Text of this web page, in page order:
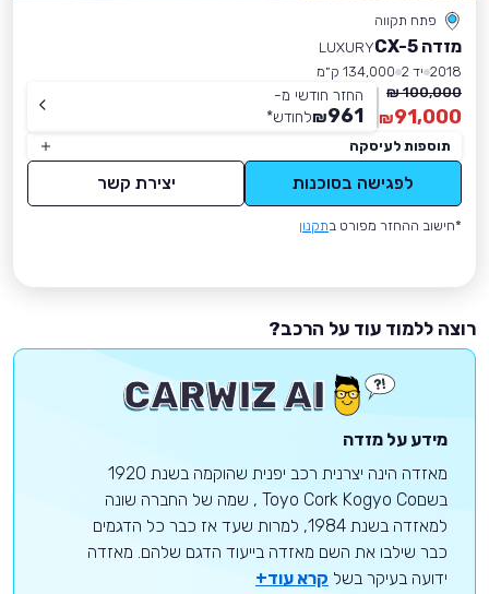
פתח תקווה
מזדה CX-5
LUXURY
2018 יד 2
134,000 ק״מ
100,000 ₪
91,000
₪
החזר חודשי מ-
961
₪לחודש*
תוספות לעיסקה
לפגישה בסוכנות יצירת קשר
*חישוב ההחזר מפורט בתקנון
רוצה ללמוד עוד על הרכב?
מידע על מזדה
מאזדה הינה יצרנית רכב יפנית שהוקמה בשנת 1920
בשםToyo Cork Kogyo Co , שמה של החברה שונה
למאזדה בשנת 1984, למרות שעד אז כבר כל הדגמים
כבר שילבו את השם מאזדה בייעוד הדגם שלהם. מאזדה
ידועה בעיקר בשל קרא עוד+